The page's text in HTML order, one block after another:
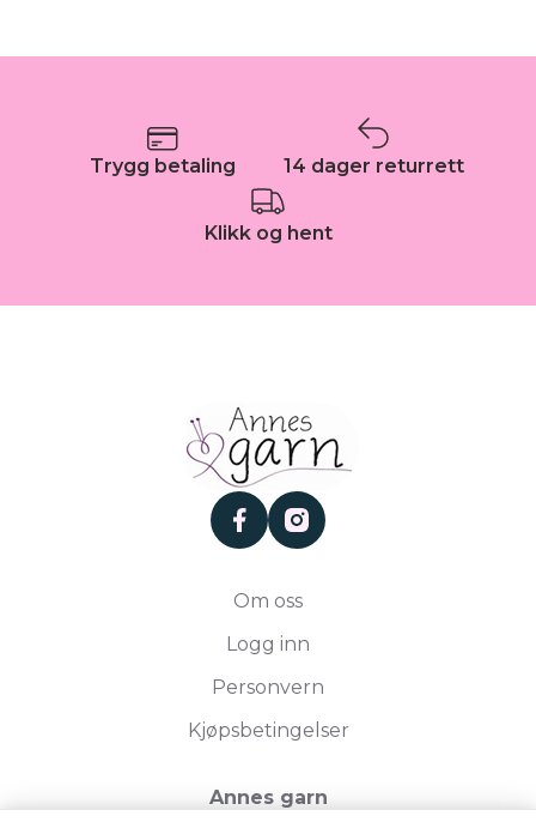
Trygg betaling 14 dager returrett
Klikk og hent
facebookinstagram
Om oss
Logg inn
Personvern
Kjøpsbetingelser
Annes garn